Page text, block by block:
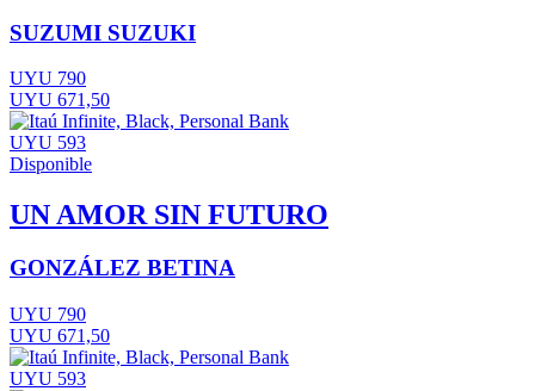
SUZUMI SUZUKI
UYU 790
UYU 671,50
UYU 593
Disponible
UN AMOR SIN FUTURO
GONZÁLEZ BETINA
UYU 790
UYU 671,50
UYU 593